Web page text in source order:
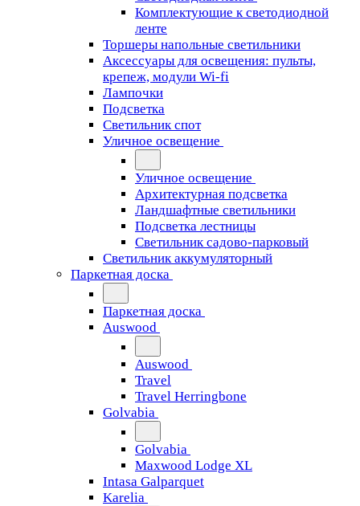
Комплектующие к светодиодной
ленте
Торшеры напольные светильники
Аксессуары для освещения: пульты,
крепеж, модули Wi-fi
Лампочки
Подсветка
Светильник спот
Уличное освещение
Уличное освещение
Архитектурная подсветка
Ландшафтные светильники
Подсветка лестницы
Светильник садово-парковый
Светильник аккумуляторный
Паркетная доска
Паркетная доска
Auswood
Auswood
Travel
Travel Herringbone
Golvabia
Golvabia
Maxwood Lodge XL
Intasa Galparquet
Karelia